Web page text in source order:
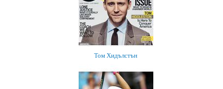
Том Хидълстън